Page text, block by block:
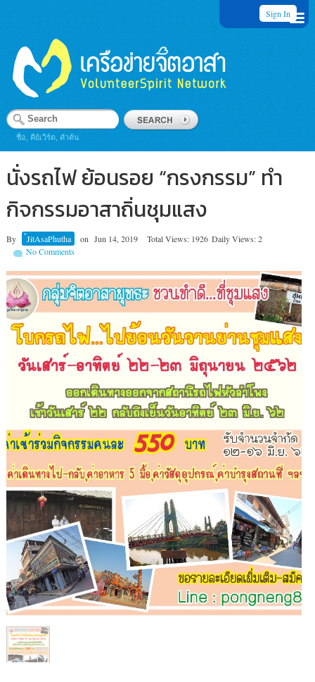
Sign In
ชื่อ, คีย์เวิร์ด, คำค้น
นั่งรถไฟ ย้อนรอย “กรงกรรม” ทำ
กิจกรรมอาสาถิ่นชุมแสง
By ๋JitAsaPhutha on Jun 14, 2019 Total Views: 1926 Daily Views: 2
No Comments
1 / 1